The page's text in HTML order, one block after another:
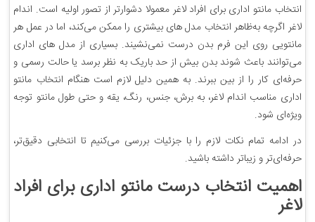
انتخاب مانتو اداری برای افراد لاغر معمولا دشوارتر از تصور اولیه است. اندام
لاغر اگرچه به‌ظاهر انتخاب مدل های بیشتری را ممکن می‌کند، اما در عمل هر
مانتویی روی این فرم بدن درست نمی‌نشیند. بسیاری از مدل های اداری
می‌توانند باعث شوند بدن بیش از حد باریک به نظر برسد یا حالت رسمی و
حرفه‌ای کار را از بین ببرند. به همین دلیل لازم است هنگام انتخاب مانتو
اداری مناسب اندام لاغر، به برش، جنس، رنگ، یقه و حتی طول مانتو توجه
ویژه‌ای شود.
در ادامه تمام نکات لازم را با جزئیات بررسی می‌کنیم تا انتخابی دقیق‌تر،
حرفه‌ای‌تر و زیباتر داشته باشید.
اهمیت انتخاب درست مانتو اداری برای افراد
لاغر